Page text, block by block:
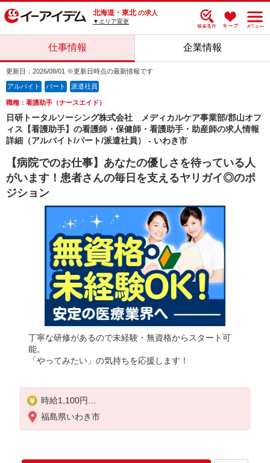
北海道・東北 の求人
▼エリア変更
仕事情報 企業情報
更新日：2026/08/01 ※更新日時点の最新情報です
アルバイト パート 派遣社員
職種：看護助手（ナースエイド）
日研トータルソーシング株式会社 メディカルケア事業部/郡山オフ
ィス【看護助手】の看護師・保健師・看護助手・助産師の求人情報
詳細（アルバイト/パート/派遣社員） - いわき市
【病院でのお仕事】あなたの優しさを待っている人
がいます！患者さんの毎日を支えるヤリガイ◎のポ
ジション
丁寧な研修があるので未経験・無資格からスタート可
能。
「やってみたい」の気持ちを応援します！
時給1,100円
★週払いOK（規定あり）
福島県いわき市